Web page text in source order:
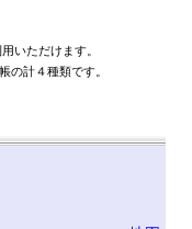
いただけます。
の計４種類です。